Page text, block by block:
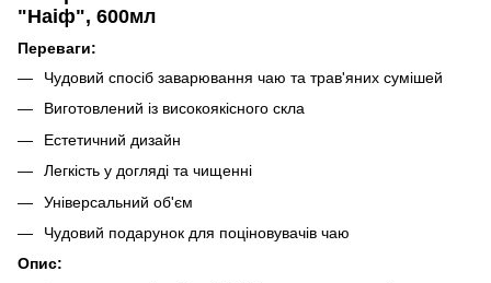
"Наіф", 600мл
Переваги:
Чудовий спосіб заварювання чаю та трав'яних сумішей
Виготовлений із високоякісного скла
Естетичний дизайн
Легкість у догляді та чищенні
Універсальний об'єм
Чудовий подарунок для поціновувачів чаю
Опис: